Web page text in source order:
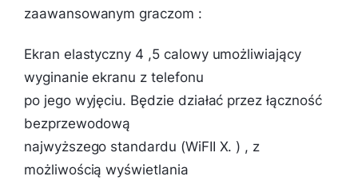
zaawansowanym graczom :
Ekran elastyczny 4 ,5 calowy umożliwiający
wyginanie ekranu z telefonu
po jego wyjęciu. Będzie działać przez łączność
bezprzewodową
najwyższego standardu (WiFII X. ) , z
możliwością wyświetlania